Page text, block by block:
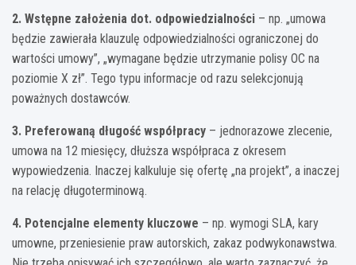
2. Wstępne założenia dot. odpowiedzialności – np. „umowa
będzie zawierała klauzulę odpowiedzialności ograniczonej do
wartości umowy”, „wymagane będzie utrzymanie polisy OC na
poziomie X zł”. Tego typu informacje od razu selekcjonują
poważnych dostawców.
3. Preferowaną długość współpracy – jednorazowe zlecenie,
umowa na 12 miesięcy, dłuższa współpraca z okresem
wypowiedzenia. Inaczej kalkuluje się ofertę „na projekt”, a inaczej
na relację długoterminową.
4. Potencjalne elementy kluczowe – np. wymogi SLA, kary
umowne, przeniesienie praw autorskich, zakaz podwykonawstwa.